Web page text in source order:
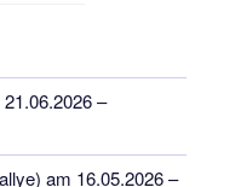
–
am 16.05.2026 –